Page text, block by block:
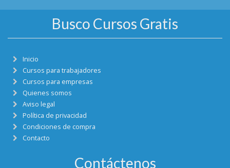
Busco Cursos Gratis
Inicio
Cursos para trabajadores
Cursos para empresas
Quienes somos
Aviso legal
Política de privacidad
Condiciones de compra
Contacto
Contáctenos